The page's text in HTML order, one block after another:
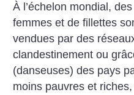
À l’échelon mondial,
femmes et de fillettes
vendues par des
clandestinement ou
(danseuses) des pays
moins pauvres et